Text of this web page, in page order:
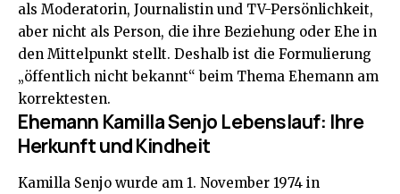
als Moderatorin, Journalistin und TV-Persönlichkeit,
aber nicht als Person, die ihre Beziehung oder Ehe in
den Mittelpunkt stellt. Deshalb ist die Formulierung
„öffentlich nicht bekannt“ beim Thema Ehemann am
korrektesten.
Ehemann Kamilla Senjo Lebenslauf: Ihre
Herkunft und Kindheit
Kamilla Senjo wurde am 1. November 1974 in